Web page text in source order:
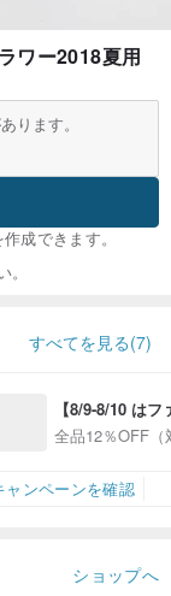
ワー2018夏用
ります。
作成できます。
すべてを見る(7)
【8/9-8/10 は
員感謝デー】対
プ全品12%OFF
全品12％OFF（
ャンペーンを確認
ショップへ